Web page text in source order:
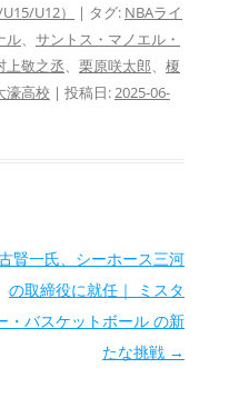
U12） | タグ: NBAライ
ル、 サントス・マノエル・
上敬之丞、 栗原咲太郎、 榎
濠高校 | 投稿日:2025-06-
賢一氏、シーホース三河
の取締役に就任｜ ミスタ
・バスケットボール の新
たな挑戦 →